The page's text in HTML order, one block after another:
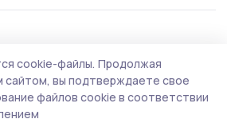
cookie-файлы. Продолжая
сайтом, вы подтверждаете свое
файлов cookie в соответствии